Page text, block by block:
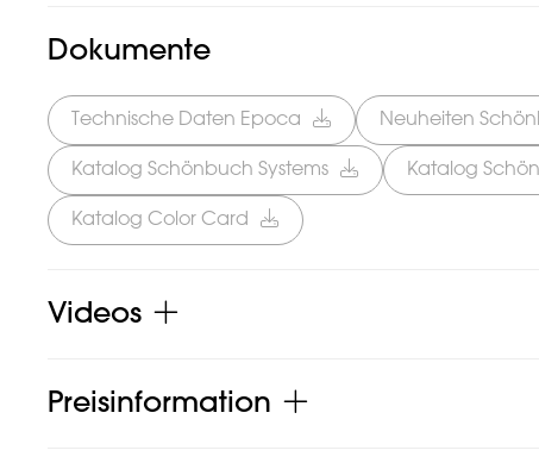
Dokumente
Technische Daten Epoca Neuheiten
Katalog Schönbuch Systems Katalog
Katalog Color Card
Videos
Preisinformation